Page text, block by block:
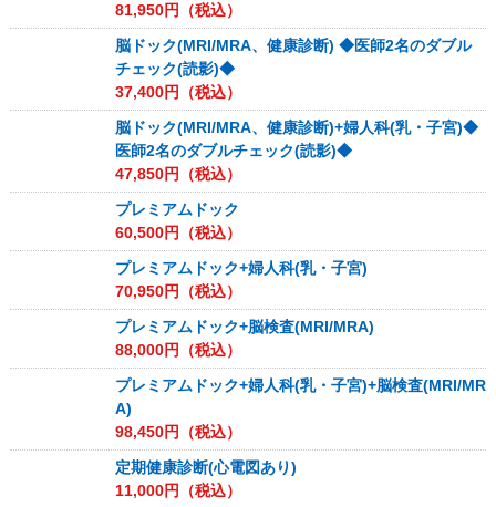
81,950円（税込）
脳ドック(MRI/MRA、健康診断) ◆医師2名のダブル
チェック(読影)◆
37,400円（税込）
脳ドック(MRI/MRA、健康診断)+婦人科(乳・子宮)◆
医師2名のダブルチェック(読影)◆
47,850円（税込）
プレミアムドック
60,500円（税込）
プレミアムドック+婦人科(乳・子宮)
70,950円（税込）
プレミアムドック+脳検査(MRI/MRA)
88,000円（税込）
プレミアムドック+婦人科(乳・子宮)+脳検査(MRI/MR
A)
98,450円（税込）
定期健康診断(心電図あり)
11,000円（税込）